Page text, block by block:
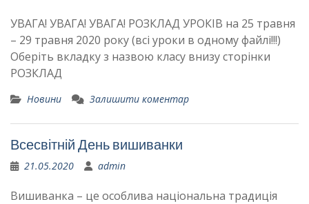
УВАГА! УВАГА! УВАГА! РОЗКЛАД УРОКІВ на 25 травня
– 29 травня 2020 року (всі уроки в одному файлі!!!)
Оберіть вкладку з назвою класу внизу сторінки
РОЗКЛАД
Новини Залишити коментар
Всесвітній День вишиванки
21.05.2020 admin
Вишиванка – це особлива національна традиція